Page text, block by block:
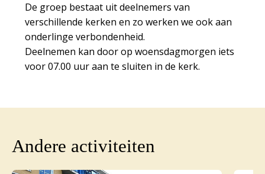
De groep bestaat uit deelnemers van
verschillende kerken en zo werken we ook aan
onderlinge verbondenheid.
Deelnemen kan door op woensdagmorgen iets
voor 07.00 uur aan te sluiten in de kerk.
Andere activiteiten